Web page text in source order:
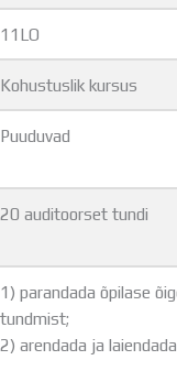
(UPT)
11LO
Kohustuslik kursus
Puuduvad
20 auditoorset tundi
1) parandada õpilase
tundmist;
2) arendada ja